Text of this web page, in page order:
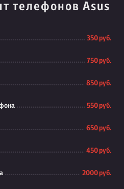
телефонов Asus
350 руб.
750 руб.
850 руб.
550 руб.
650 руб.
450 руб.
2000 руб.